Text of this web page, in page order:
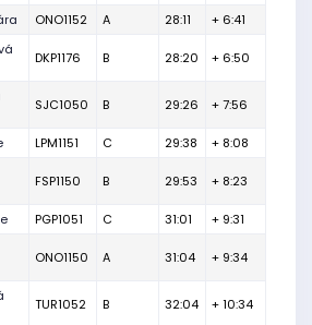
ONO1152 A 28:11 + 6:41
DKP1176 B 28:20 + 6:50
SJC1050 B 29:26 + 7:56
LPM1151 C 29:38 + 8:08
FSP1150 B 29:53 + 8:23
PGP1051 C 31:01 + 9:31
ONO1150 A 31:04 + 9:34
TUR1052 B 32:04 + 10:34